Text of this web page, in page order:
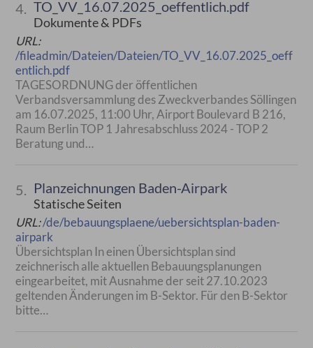
4. TO_VV_16.07.2025_oeffentlich.pdf
Dokumente & PDFs
URL:
/fileadmin/Dateien/Dateien/TO_VV_16.07.2025_oeff
entlich.pdf
TAGESORDNUNG der öffentlichen
Verbandsversammlung des Zweckverbandes Söllingen
am 16.07.2025, 11:00 Uhr, Airport Boulevard B 216,
Raum Berlin TOP 1 Jahresabschluss 2024 - TOP 2
Beratung und…
5. Planzeichnungen Baden-Airpark
Statische Seiten
URL:/de/bebauungsplaene/uebersichtsplan-baden-
airpark
Übersichtsplan In einen Übersichtsplan sind
zeichnerisch alle aktuellen Bebauungsplanungen
eingearbeitet, mit Ausnahme der seit 27.10.2023
geltenden Änderungen im B-Sektor. Für den B-Sektor
bitte…